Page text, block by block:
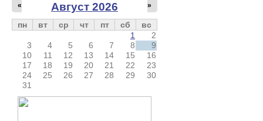
Август 2026
« »
пн вт ср чт пт сб
вс
1
2
3
4 5 6 7 8
9
10
11 12 13 14 15
16
17
18 19 20 21 22
23
24
25 26 27 28 29
30
31